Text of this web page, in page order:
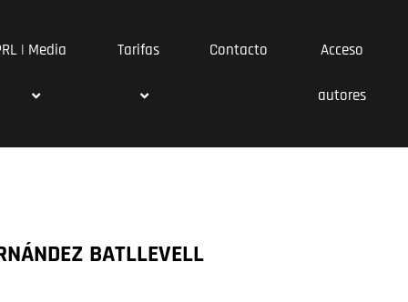
| Media Tarifas Contacto Acceso
autores
BATLLEVELL